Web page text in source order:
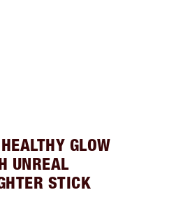
GLOW
UNREAL
STICK